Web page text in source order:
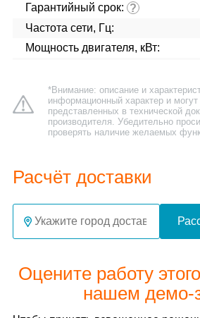
Гарантийный срок: ?
Частота сети, Гц:
Мощность двигателя, кВт:
*Внимание: описание и
информационный характер и могут
представленных в технической
производителя. Убедительно
проверять наличие желаемых
Расчёт доставки
Оцените работу
нашем демо-